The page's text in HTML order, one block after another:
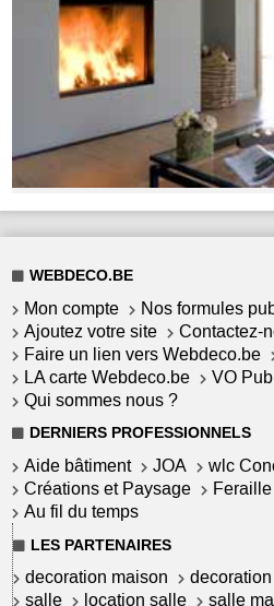
WEBDECO.BE
Mon compte
Nos formules
Ajoutez votre site
Contactez-
Faire un lien vers Webdeco.be
LA carte Webdeco.be
VO
Qui sommes nous ?
DERNIERS PROFESSIONNELS
Aide bâtiment JOA wlc
Créations et Paysage
Feraille
Au fil du temps
LES PARTENAIRES
decoration maison decoration
salle
location salle salle